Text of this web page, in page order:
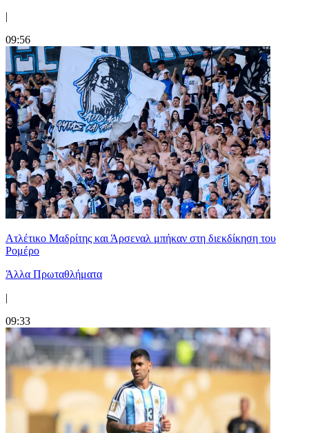
|
09:56
Ατλέτικο Μαδρίτης και Άρσεναλ μπήκαν στη διεκδίκηση του
Ρομέρο
Άλλα Πρωταθλήματα
|
09:33